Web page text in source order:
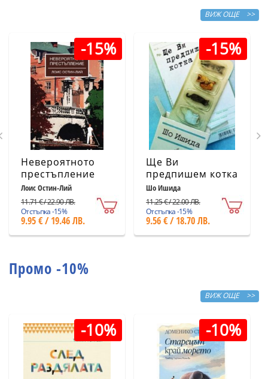
ВИЖ ОЩЕ >>
-15%
Невероятното
престъпление
Лоис Остин-Лий
11.71 € / 22.90 ЛВ.
Отстъпка -15%
9.95 € / 19.46 ЛВ.
-15%
Ще Ви
предпишем котка
Шо Ишида
11.25 € / 22.00 ЛВ.
Отстъпка -15%
9.56 € / 18.70 ЛВ.
Промо -10%
ВИЖ ОЩЕ >>
-10% -10%